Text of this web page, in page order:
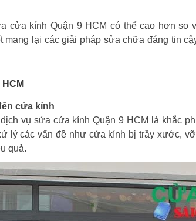
cửa kính Quận 9 HCM có thể cao hơn so
mang lại các giải pháp sửa chữa đáng tin
cửa kính
vụ sửa cửa kính Quận 9 HCM là khắc
lý các vấn đề như cửa kính bị trầy xước,
quả.